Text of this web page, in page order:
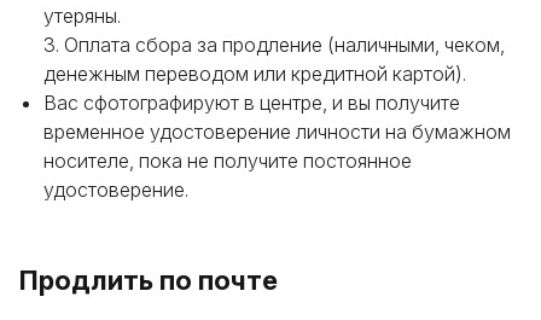
утеряны.
3. Оплата сбора за продление (наличными, чеком,
денежным переводом или кредитной картой).
Вас сфотографируют в центре, и вы получите
временное удостоверение личности на бумажном
носителе, пока не получите постоянное
удостоверение.
Продлить по почте